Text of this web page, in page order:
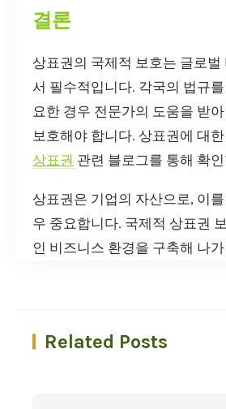
결론
상표권의 국제적 보호는 글로벌
서 필수적입니다. 각국의 법규
요한 경우 전문가의 도움을 받
보호해야 합니다. 상표권에 대
상표권 관련 블로그를 통해 확
상표권은 기업의 자산으로, 이
우 중요합니다. 국제적 상표권
인 비즈니스 환경을 구축해 나
Related Posts